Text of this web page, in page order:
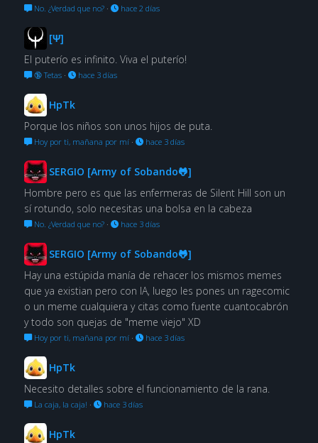
No. ¿Verdad que no?· hace 2 días
[Ψ]
El puterío es infinito. Viva el puterío!
🔞 Tetas· hace 3 días
HpTk
Porque los niños son unos hijos de puta.
Hoy por ti, mañana por mí· hace 3 días
SERGIO [Army of Sobando🐸]
Hombre pero es que las enfermeras de Silent Hill son un
sí rotundo, solo necesitas una bolsa en la cabeza
No. ¿Verdad que no?· hace 3 días
SERGIO [Army of Sobando🐸]
Hay una estúpida manía de rehacer los mismos memes
que ya existian pero con IA, luego les pones un ragecomic
o un meme cualquiera y citas como fuente cuantocabrón
y todo son quejas de "meme viejo" XD
Hoy por ti, mañana por mí· hace 3 días
HpTk
Necesito detalles sobre el funcionamiento de la rana.
La caja, la caja! · hace 3 días
HpTk